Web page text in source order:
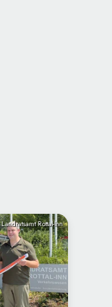
Landratsamt Rottal-Inn